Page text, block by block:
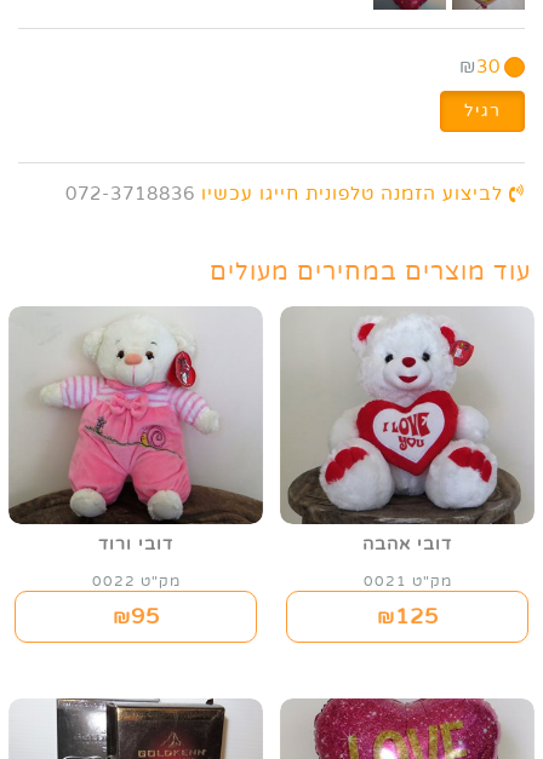
₪30
רגיל
לביצוע הזמנה טלפונית חייגו עכשיו 072-3718836
עוד מוצרים במחירים מעולים
דובי אהבה
מק"ט 0021
₪125
דובי ורוד
מק"ט 0022
₪95